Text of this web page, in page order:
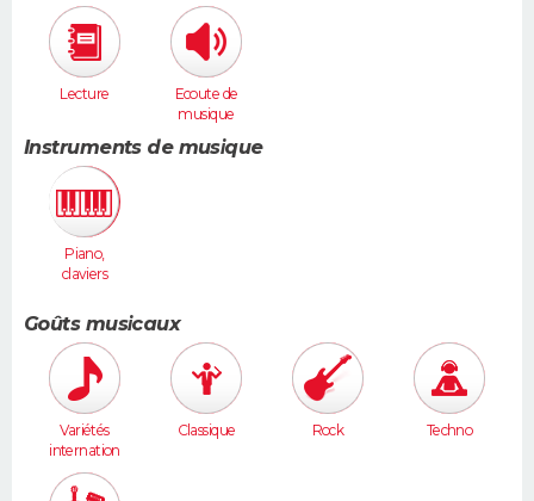
Lecture
Ecoute de
musique
Instruments de musique
Piano,
claviers
Goûts musicaux
Variétés
internation
ales
Classique Rock Techno